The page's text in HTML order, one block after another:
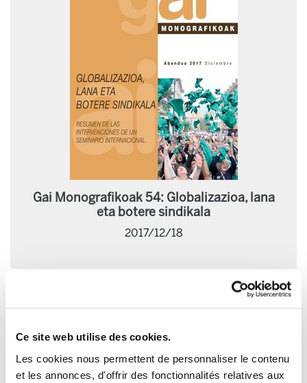
Ce site web utilise des cookies.
Les cookies nous permettent de personnaliser le contenu
et les annonces, d'offrir des fonctionnalités relatives aux
Gai Monografikoak 54: Globalizazioa, lana
eta botere sindikala
2017/12/18